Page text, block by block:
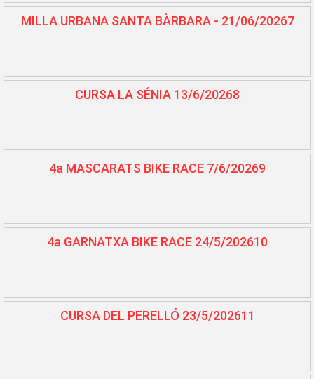
MILLA URBANA SANTA BÀRBARA - 21/06/20267
CURSA LA SÉNIA 13/6/20268
4a MASCARATS BIKE RACE 7/6/20269
4a GARNATXA BIKE RACE 24/5/202610
CURSA DEL PERELLÓ 23/5/202611